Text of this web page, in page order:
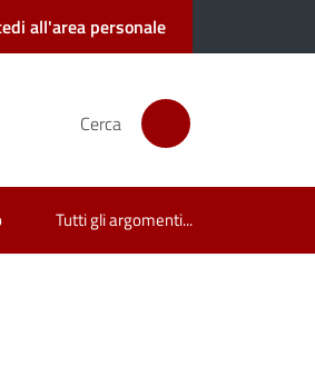
all'area personale
Cerca
Tutti gli argomenti...